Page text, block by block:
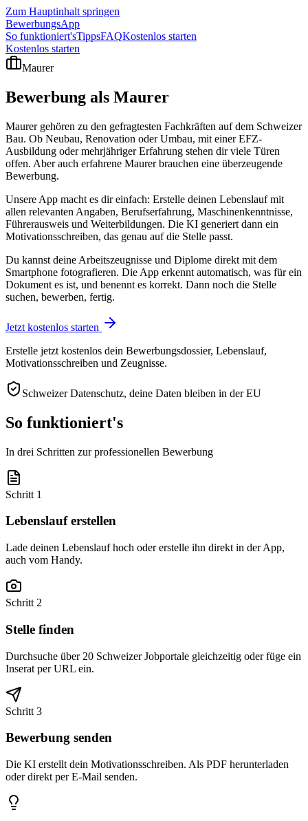
Zum Hauptinhalt springen
BewerbungsApp
So funktioniert'sTippsFAQKostenlos starten
Kostenlos starten
Maurer
Bewerbung als Maurer
Maurer gehören zu den gefragtesten Fachkräften auf dem Schweizer
Bau. Ob Neubau, Renovation oder Umbau, mit einer EFZ-
Ausbildung oder mehrjähriger Erfahrung stehen dir viele Türen
offen. Aber auch erfahrene Maurer brauchen eine überzeugende
Bewerbung.
Unsere App macht es dir einfach: Erstelle deinen Lebenslauf mit
allen relevanten Angaben, Berufserfahrung, Maschinenkenntnisse,
Führerausweis und Weiterbildungen. Die KI generiert dann ein
Motivationsschreiben, das genau auf die Stelle passt.
Du kannst deine Arbeitszeugnisse und Diplome direkt mit dem
Smartphone fotografieren. Die App erkennt automatisch, was für ein
Dokument es ist, und benennt es korrekt. Dann noch die Stelle
suchen, bewerben, fertig.
Jetzt kostenlos starten
Erstelle jetzt kostenlos dein Bewerbungsdossier, Lebenslauf,
Motivationsschreiben und Zeugnisse.
Schweizer Datenschutz, deine Daten bleiben in der EU
So funktioniert's
In drei Schritten zur professionellen Bewerbung
Schritt 1
Lebenslauf erstellen
Lade deinen Lebenslauf hoch oder erstelle ihn direkt in der App,
auch vom Handy.
Schritt 2
Stelle finden
Durchsuche über 20 Schweizer Jobportale gleichzeitig oder füge ein
Inserat per URL ein.
Schritt 3
Bewerbung senden
Die KI erstellt dein Motivationsschreiben. Als PDF herunterladen
oder direkt per E-Mail senden.